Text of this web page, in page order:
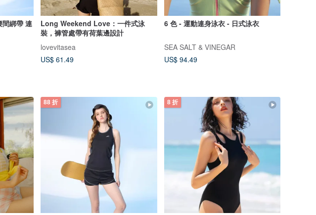
間綁帶 連
Long Weekend Love：一件式泳
裝，褲管處帶有荷葉邊設計
lovevitasea
US$ 61.49
6 色 - 運動連身泳衣 - 日式泳衣
SEA SALT & VINEGAR
US$ 94.49
88 折 8 折